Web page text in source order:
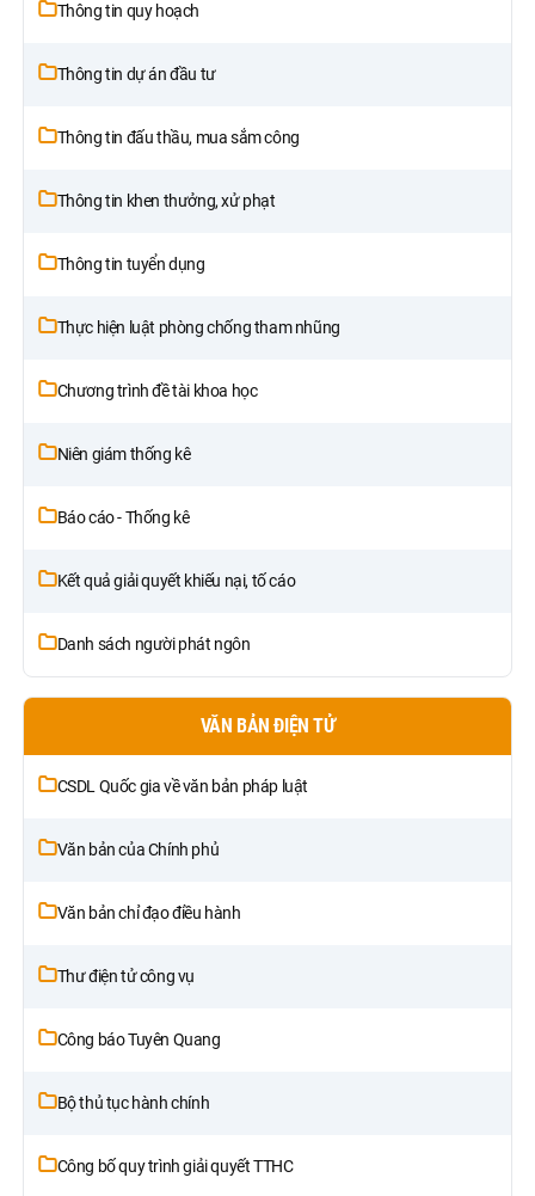
Thông tin quy hoạch
Thông tin dự án đầu tư
Thông tin đấu thầu, mua sắm công
Thông tin khen thưởng, xử phạt
Thông tin tuyển dụng
Thực hiện luật phòng chống tham nhũng
Chương trình đề tài khoa học
Niên giám thống kê
Báo cáo - Thống kê
Kết quả giải quyết khiếu nại, tố cáo
Danh sách người phát ngôn
VĂN BẢN ĐIỆN TỬ
CSDL Quốc gia về văn bản pháp luật
Văn bản của Chính phủ
Văn bản chỉ đạo điều hành
Thư điện tử công vụ
Công báo Tuyên Quang
Bộ thủ tục hành chính
Công bố quy trình giải quyết TTHC